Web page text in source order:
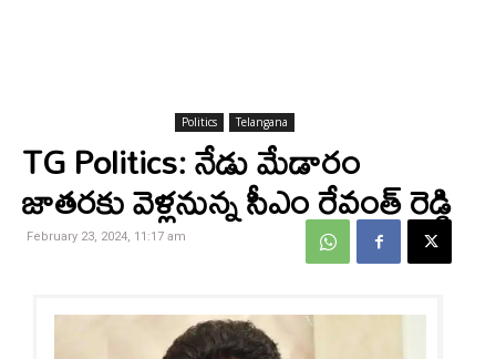
Politics Telangana
TG Politics: నేడు మేడారం
జాతరకు వెళ్లనున్న సీఎం రేవంత్ రెడ్డి
February 23, 2024, 11:17 am